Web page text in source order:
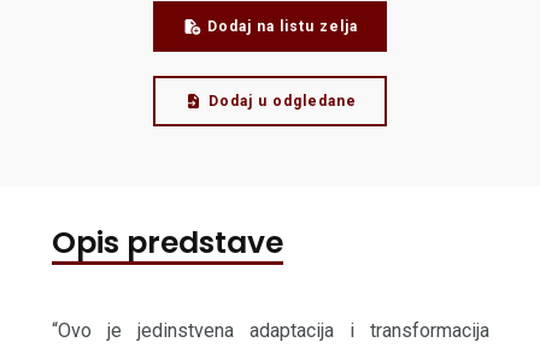
Dodaj na listu zelja
Dodaj u odgledane
Opis predstave
“Ovo je jedinstvena adaptacija i transformacija